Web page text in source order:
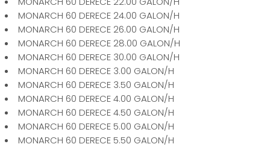
MONARCH 60 DERECE 24.00 GALON/H
MONARCH 60 DERECE 26.00 GALON/H
MONARCH 60 DERECE 28.00 GALON/H
MONARCH 60 DERECE 30.00 GALON/H
MONARCH 60 DERECE 3.00 GALON/H
MONARCH 60 DERECE 3.50 GALON/H
MONARCH 60 DERECE 4.00 GALON/H
MONARCH 60 DERECE 4.50 GALON/H
MONARCH 60 DERECE 5.00 GALON/H
MONARCH 60 DERECE 5.50 GALON/H